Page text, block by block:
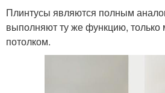
Плинтусы являются полным
выполняют ту же функцию, только
потолком.